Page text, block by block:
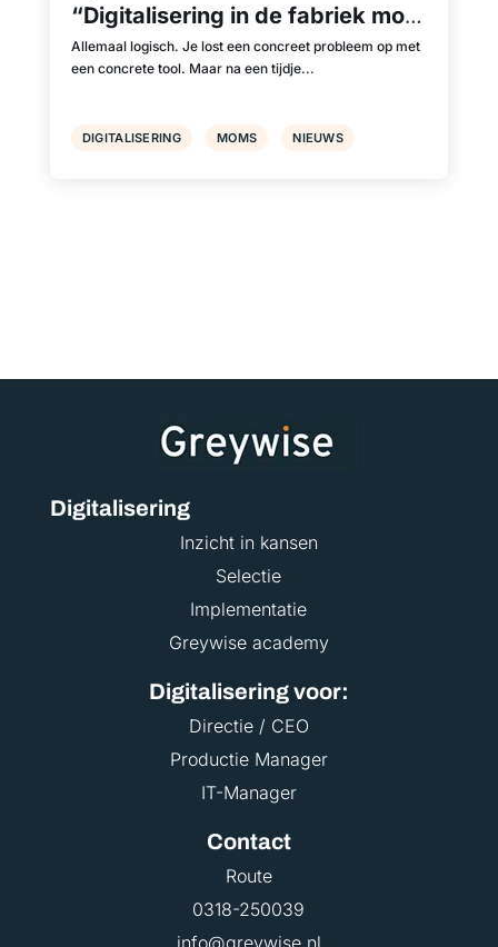
“Digitalisering in de fabriek moet
integraal gebeuren.”
DIGITALISERING MOMS NIEUWS
Allemaal logisch. Je lost een concreet probleem op met
een concrete tool. Maar na een tijdje...
Digitalisering
Inzicht in kansen
Selectie
Implementatie
Greywise academy
Digitalisering voor:
Directie / CEO
Productie Manager
IT-Manager
Contact
Route
0318-250039
info@greywise.nl